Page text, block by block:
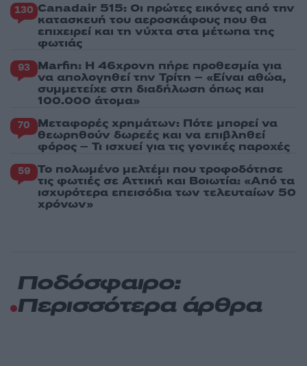
130 Canadair 515: Οι πρώτες εικόνες από την
κατασκευή του αεροσκάφους που θα
επιχειρεί και τη νύχτα στα μέτωπα της
φωτιάς
93 Marfin: Η 46χρονη πήρε προθεσμία για
να απολογηθεί την Τρίτη – «Είναι αθώα,
συμμετείχε στη διαδήλωση όπως και
100.000 άτομα»
70 Μεταφορές χρημάτων: Πότε μπορεί να
θεωρηθούν δωρεές και να επιβληθεί
φόρος – Τι ισχυεί για τις γονικές παροχές
59 Το πολωμένο μελτέμι που τροφοδότησε
τις φωτιές σε Αττική και Βοιωτία: «Από τα
ισχυρότερα επεισόδια των τελευταίων 50
χρόνων»
Ποδόσφαιρο:
Περισσότερα άρθρα